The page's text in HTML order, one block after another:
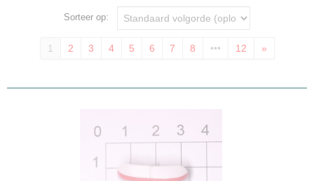
Sorteer op:
1 2 3 4 5 6 7 8 ••• 12 »